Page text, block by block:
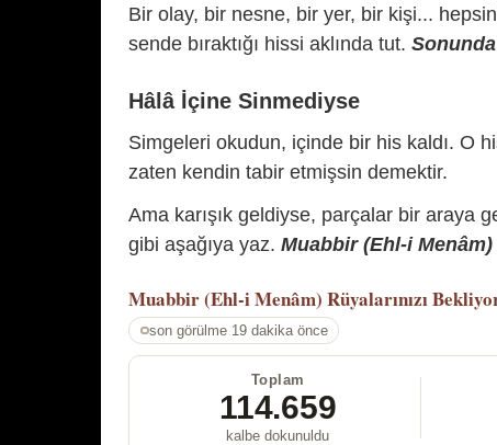
Bir olay, bir nesne, bir yer, bir kişi...
sende bıraktığı hissi aklında tut.
Hâlâ İçine Sinmediyse
Simgeleri okudun, içinde bir his kaldı. O
zaten kendin tabir etmişsin demektir.
Ama karışık geldiyse, parçalar bir araya
gibi aşağıya yaz. Muabbir (Ehl-i
Muabbir (Ehl-i Menâm) Rüyalarınızı
son görülme 19 dakika önce
Toplam
114.659
kalbe dokunuldu